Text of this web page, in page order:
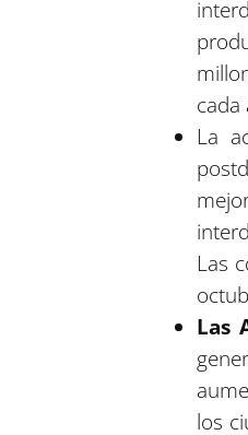
cada
La
Las
Las
los